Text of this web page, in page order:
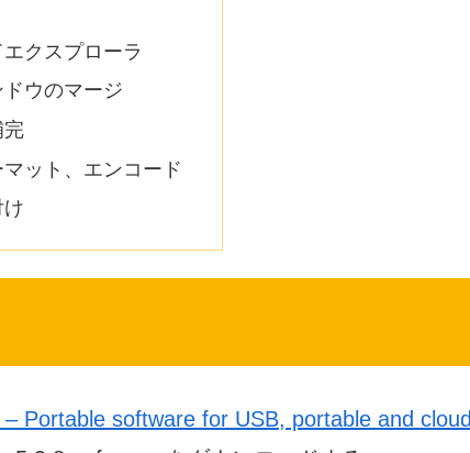
エクスプローラ
ドウのマージ
完
マット、エンコード
け
Portable software for USB, portable and cloud